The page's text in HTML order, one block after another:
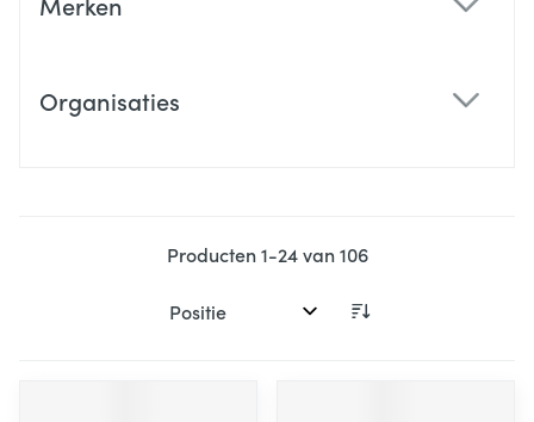
Organisaties
Producten1-24van106
Sorteer op: